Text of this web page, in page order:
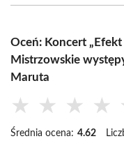
Oceń: Koncert
Mistrzowskie
Maruta
★ ★ ★ ★
Średnia ocena: 4.62